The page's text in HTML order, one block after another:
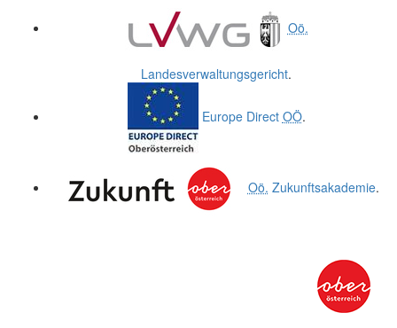
Oö.
Landesverwaltungsgericht.
Europe Direct OÖ.
Oö. Zukunftsakademie.